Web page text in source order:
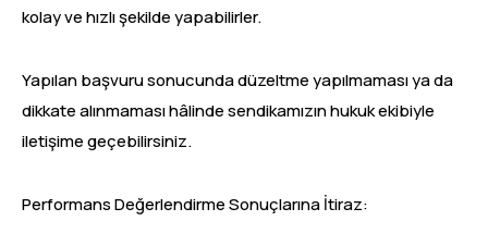
kolay ve hızlı şekilde yapabilirler.
Yapılan başvuru sonucunda düzeltme yapılmaması ya da
dikkate alınmaması hâlinde sendikamızın hukuk ekibiyle
iletişime geçebilirsiniz.
Performans Değerlendirme Sonuçlarına İtiraz: